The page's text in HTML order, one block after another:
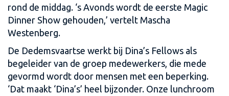
rond de middag. ‘s Avonds wordt de eerste Magic
Dinner Show gehouden,’ vertelt Mascha
Westenberg.
De Dedemsvaartse werkt bij Dina’s Fellows als
begeleider van de groep medewerkers, die mede
gevormd wordt door mensen met een beperking.
‘Dat maakt ‘Dina’s’ heel bijzonder. Onze lunchroom